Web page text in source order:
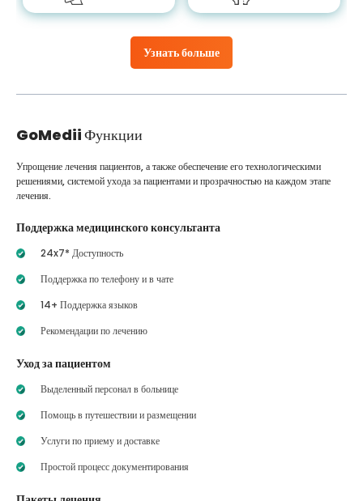
Узнать больше
GoMediiФункции
Упрощение лечения пациентов, а также обеспечение его технологическими
решениями, системой ухода за пациентами и прозрачностью на каждом этапе
лечения.
Поддержка медицинского консультанта
24x7* Доступность
Поддержка по телефону и в чате
14+ Поддержка языков
Рекомендации по лечению
Уход за пациентом
Выделенный персонал в больнице
Помощь в путешествии и размещении
Услуги по приему и доставке
Простой процесс документирования